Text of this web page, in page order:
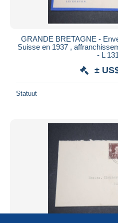
GRANDE BRETAGNE -
Suisse en 1937 ,
- L
±
Statuut